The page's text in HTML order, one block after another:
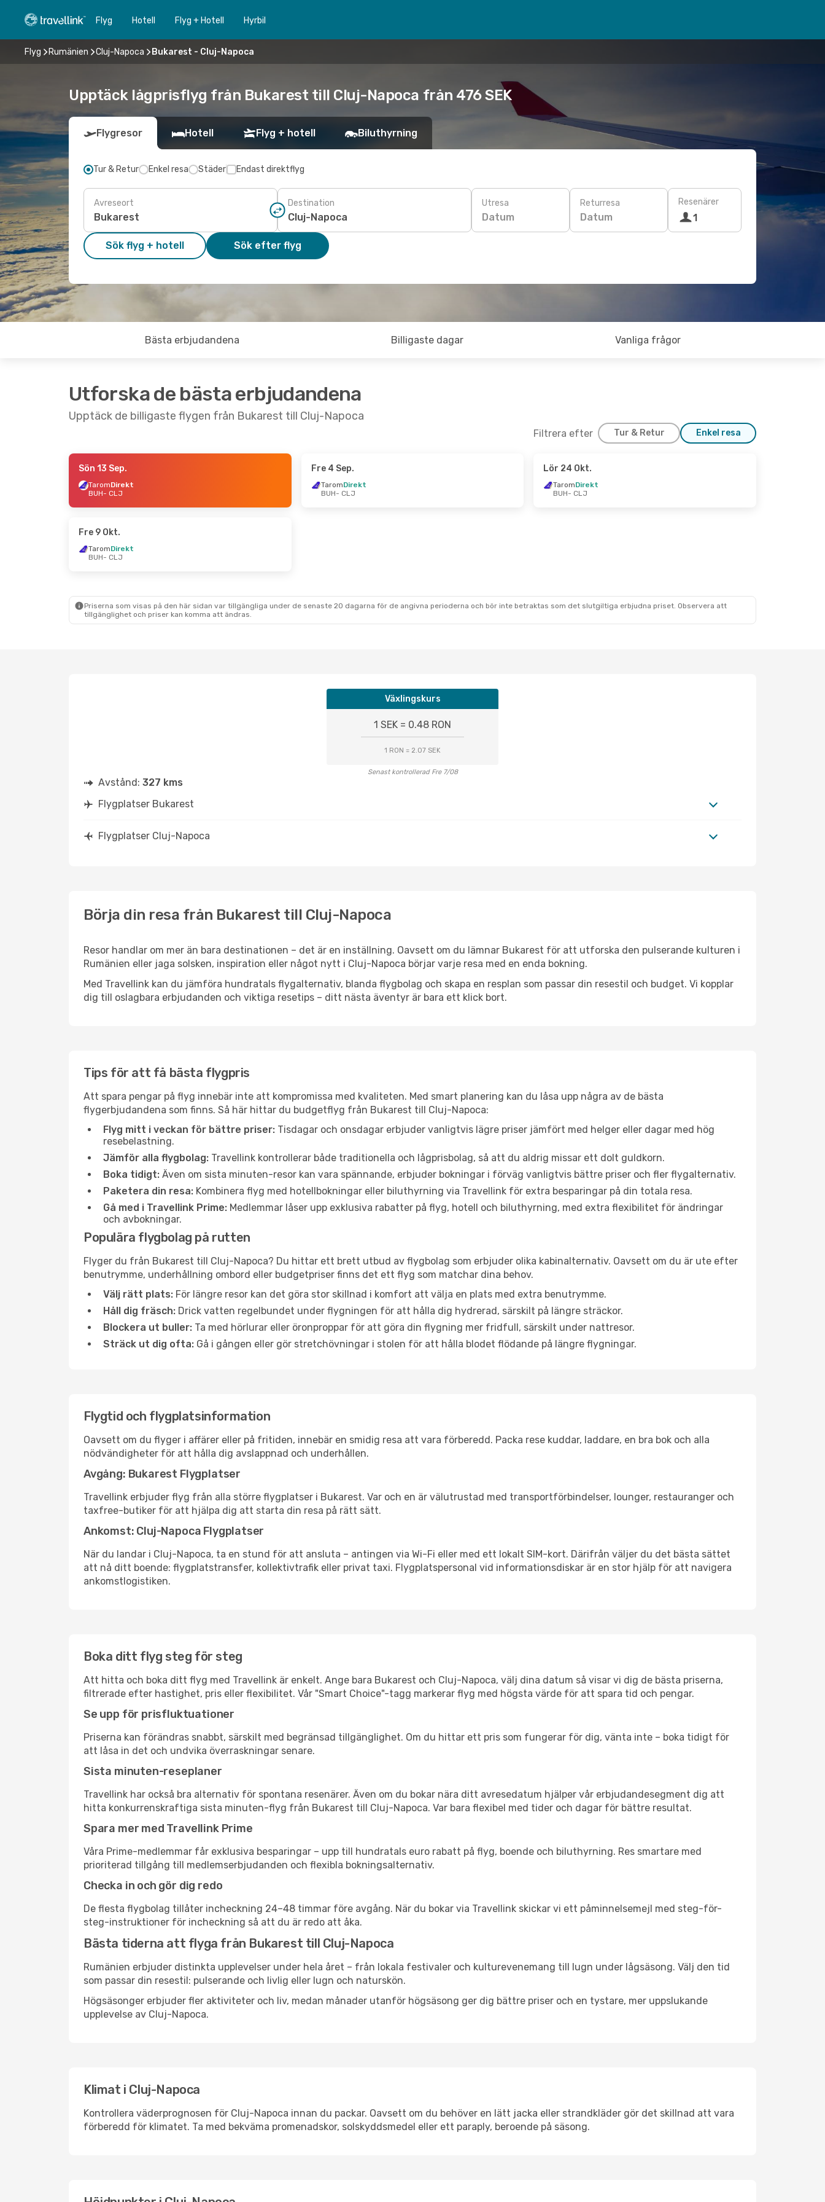
Flyg Hotell Flyg + Hotell Hyrbil
Flyg Rumänien Cluj-Napoca Bukarest - Cluj-Napoca
Upptäck lågprisflyg från Bukarest till Cluj-Napoca från 476 SEK
Flygresor Hotell Flyg + hotell Biluthyrning
Tur & Retur Enkel resa Städer Endast direktflyg
Avreseort Destination Utresa
Datum
Returresa
Datum
Resenärer
1
Sök flyg + hotell Sök efter flyg
Bästa erbjudandena Billigaste dagar Vanliga frågor
Utforska de bästa erbjudandena
Upptäck de billigaste flygen från Bukarest till Cluj-Napoca
Filtrera efter Tur & Retur Enkel resa
- Mån 7 Sep.
Sön 13 Sep.
TaromDirekt
BUH- CLJ
Fre 4 Sep.
TaromDirekt
BUH- CLJ
Lör 24 Okt.
TaromDirekt
BUH- CLJ
Fre 9 Okt.
TaromDirekt
BUH- CLJ
Priserna som visas på den här sidan var tillgängliga under de senaste 20 dagarna för de angivna perioderna och bör inte betraktas som det slutgiltiga erbjudna priset. Observera att
tillgänglighet och priser kan komma att ändras.
Växlingskurs
1 SEK = 0.48 RON
1 RON = 2.07 SEK
Senast kontrollerad Fre 7/08
Avstånd: 327 kms
Flygplatser Bukarest
Flygplatser Cluj-Napoca
Börja din resa från Bukarest till Cluj-Napoca
Resor handlar om mer än bara destinationen – det är en inställning. Oavsett om du lämnar Bukarest för att utforska den pulserande kulturen i
Rumänien eller jaga solsken, inspiration eller något nytt i Cluj-Napoca börjar varje resa med en enda bokning.
Med Travellink kan du jämföra hundratals flygalternativ, blanda flygbolag och skapa en resplan som passar din resestil och budget. Vi kopplar
dig till oslagbara erbjudanden och viktiga resetips – ditt nästa äventyr är bara ett klick bort.
Tips för att få bästa flygpris
Att spara pengar på flyg innebär inte att kompromissa med kvaliteten. Med smart planering kan du låsa upp några av de bästa
flygerbjudandena som finns. Så här hittar du budgetflyg från Bukarest till Cluj-Napoca:
Flyg mitt i veckan för bättre priser: Tisdagar och onsdagar erbjuder vanligtvis lägre priser jämfört med helger eller dagar med hög
resebelastning.
Jämför alla flygbolag: Travellink kontrollerar både traditionella och lågprisbolag, så att du aldrig missar ett dolt guldkorn.
Boka tidigt: Även om sista minuten-resor kan vara spännande, erbjuder bokningar i förväg vanligtvis bättre priser och fler flygalternativ.
Paketera din resa: Kombinera flyg med hotellbokningar eller biluthyrning via Travellink för extra besparingar på din totala resa.
Gå med i Travellink Prime: Medlemmar låser upp exklusiva rabatter på flyg, hotell och biluthyrning, med extra flexibilitet för ändringar
och avbokningar.
Populära flygbolag på rutten
Flyger du från Bukarest till Cluj-Napoca? Du hittar ett brett utbud av flygbolag som erbjuder olika kabinalternativ. Oavsett om du är ute efter
benutrymme, underhållning ombord eller budgetpriser finns det ett flyg som matchar dina behov.
Välj rätt plats: För längre resor kan det göra stor skillnad i komfort att välja en plats med extra benutrymme.
Håll dig fräsch: Drick vatten regelbundet under flygningen för att hålla dig hydrerad, särskilt på längre sträckor.
Blockera ut buller: Ta med hörlurar eller öronproppar för att göra din flygning mer fridfull, särskilt under nattresor.
Sträck ut dig ofta: Gå i gången eller gör stretchövningar i stolen för att hålla blodet flödande på längre flygningar.
Flygtid och flygplatsinformation
Oavsett om du flyger i affärer eller på fritiden, innebär en smidig resa att vara förberedd. Packa rese kuddar, laddare, en bra bok och alla
nödvändigheter för att hålla dig avslappnad och underhållen.
Avgång: Bukarest Flygplatser
Travellink erbjuder flyg från alla större flygplatser i Bukarest. Var och en är välutrustad med transportförbindelser, lounger, restauranger och
taxfree-butiker för att hjälpa dig att starta din resa på rätt sätt.
Ankomst: Cluj-Napoca Flygplatser
När du landar i Cluj-Napoca, ta en stund för att ansluta – antingen via Wi-Fi eller med ett lokalt SIM-kort. Därifrån väljer du det bästa sättet
att nå ditt boende: flygplatstransfer, kollektivtrafik eller privat taxi. Flygplatspersonal vid informationsdiskar är en stor hjälp för att navigera
ankomstlogistiken.
Boka ditt flyg steg för steg
Att hitta och boka ditt flyg med Travellink är enkelt. Ange bara Bukarest och Cluj-Napoca, välj dina datum så visar vi dig de bästa priserna,
filtrerade efter hastighet, pris eller flexibilitet. Vår "Smart Choice"-tagg markerar flyg med högsta värde för att spara tid och pengar.
Se upp för prisfluktuationer
Priserna kan förändras snabbt, särskilt med begränsad tillgänglighet. Om du hittar ett pris som fungerar för dig, vänta inte – boka tidigt för
att låsa in det och undvika överraskningar senare.
Sista minuten-reseplaner
Travellink har också bra alternativ för spontana resenärer. Även om du bokar nära ditt avresedatum hjälper vår erbjudandesegment dig att
hitta konkurrenskraftiga sista minuten-flyg från Bukarest till Cluj-Napoca. Var bara flexibel med tider och dagar för bättre resultat.
Spara mer med Travellink Prime
Våra Prime-medlemmar får exklusiva besparingar – upp till hundratals euro rabatt på flyg, boende och biluthyrning. Res smartare med
prioriterad tillgång till medlemserbjudanden och flexibla bokningsalternativ.
Checka in och gör dig redo
De flesta flygbolag tillåter incheckning 24–48 timmar före avgång. När du bokar via Travellink skickar vi ett påminnelsemejl med steg-för-
steg-instruktioner för incheckning så att du är redo att åka.
Bästa tiderna att flyga från Bukarest till Cluj-Napoca
Rumänien erbjuder distinkta upplevelser under hela året – från lokala festivaler och kulturevenemang till lugn under lågsäsong. Välj den tid
som passar din resestil: pulserande och livlig eller lugn och naturskön.
Högsäsonger erbjuder fler aktiviteter och liv, medan månader utanför högsäsong ger dig bättre priser och en tystare, mer uppslukande
upplevelse av Cluj-Napoca.
Klimat i Cluj-Napoca
Kontrollera väderprognosen för Cluj-Napoca innan du packar. Oavsett om du behöver en lätt jacka eller strandkläder gör det skillnad att vara
förberedd för klimatet. Ta med bekväma promenadskor, solskyddsmedel eller ett paraply, beroende på säsong.